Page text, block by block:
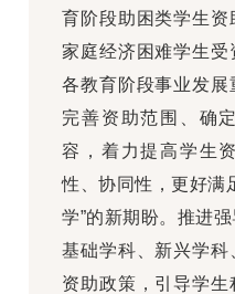
育阶段助困类学生
家庭经济困难学生
各教育阶段事业发展
完善资助范围、确
容，着力提高学生
性、协同性，更好满
学”的新期盼。推进
基础学科、新兴学
资助政策，引导学